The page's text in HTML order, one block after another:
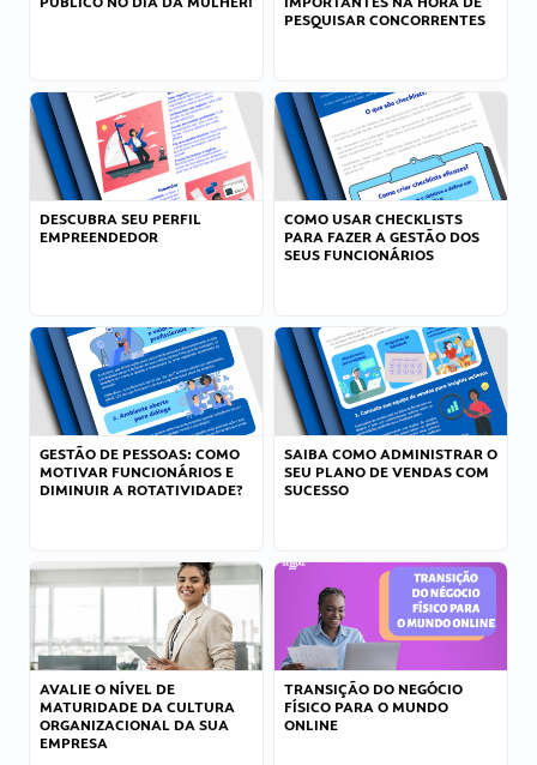
PESQUISAR CONCORRENTES
DESCUBRA SEU PERFIL
EMPREENDEDOR
COMO USAR CHECKLISTS
PARA FAZER A GESTÃO DOS
SEUS FUNCIONÁRIOS
GESTÃO DE PESSOAS: COMO
MOTIVAR FUNCIONÁRIOS E
DIMINUIR A ROTATIVIDADE?
SAIBA COMO ADMINISTRAR O
SEU PLANO DE VENDAS COM
SUCESSO
AVALIE O NÍVEL DE
MATURIDADE DA CULTURA
ORGANIZACIONAL DA SUA
EMPRESA
TRANSIÇÃO DO NEGÓCIO
FÍSICO PARA O MUNDO
ONLINE